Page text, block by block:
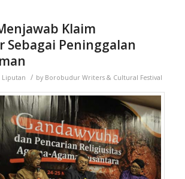
Klaim
Sebagai Peninggalan
Liputan / by Borobudur Writers & Cultural Festival